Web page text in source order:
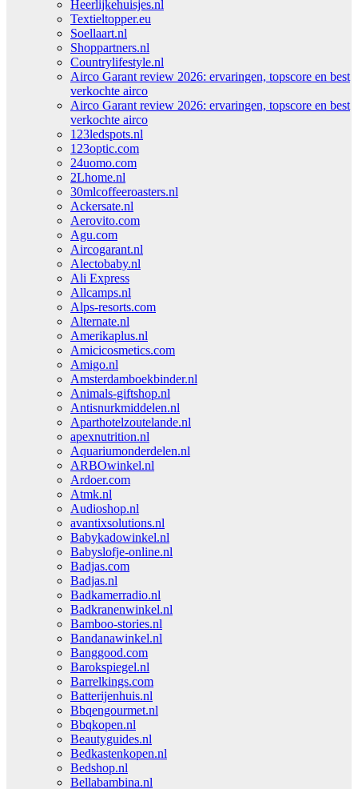
Heerlijkehuisjes.nl
Textieltopper.eu
Soellaart.nl
Shoppartners.nl
Countrylifestyle.nl
Airco Garant review 2026: ervaringen, topscore en best
verkochte airco
Airco Garant review 2026: ervaringen, topscore en best
verkochte airco
123ledspots.nl
123optic.com
24uomo.com
2Lhome.nl
30mlcoffeeroasters.nl
Ackersate.nl
Aerovito.com
Agu.com
Aircogarant.nl
Alectobaby.nl
Ali Express
Allcamps.nl
Alps-resorts.com
Alternate.nl
Amerikaplus.nl
Amicicosmetics.com
Amigo.nl
Amsterdamboekbinder.nl
Animals-giftshop.nl
Antisnurkmiddelen.nl
Aparthotelzoutelande.nl
apexnutrition.nl
Aquariumonderdelen.nl
ARBOwinkel.nl
Ardoer.com
Atmk.nl
Audioshop.nl
avantixsolutions.nl
Babykadowinkel.nl
Babyslofje-online.nl
Badjas.com
Badjas.nl
Badkamerradio.nl
Badkranenwinkel.nl
Bamboo-stories.nl
Bandanawinkel.nl
Banggood.com
Barokspiegel.nl
Barrelkings.com
Batterijenhuis.nl
Bbqengourmet.nl
Bbqkopen.nl
Beautyguides.nl
Bedkastenkopen.nl
Bedshop.nl
Bellabambina.nl